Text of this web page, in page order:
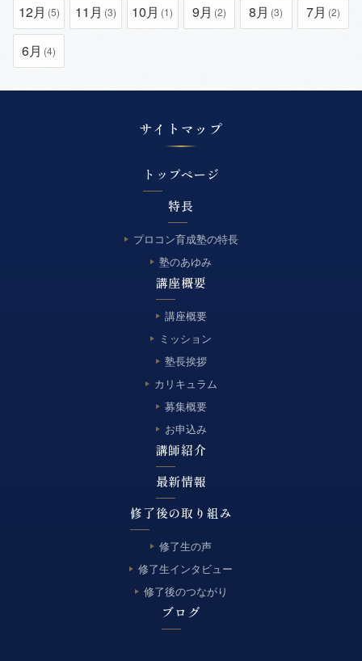
12月 (5) 11月 (3) 10月 (1) 9月 (2) 8月 (3) 7月 (2)
6月 (4)
サイトマップ
トップページ
特長
プロコン育成塾の特長
塾のあゆみ
講座概要
講座概要
ミッション
塾長挨拶
カリキュラム
募集概要
お申込み
講師紹介
最新情報
修了後の取り組み
修了生の声
修了生インタビュー
修了後のつながり
ブログ